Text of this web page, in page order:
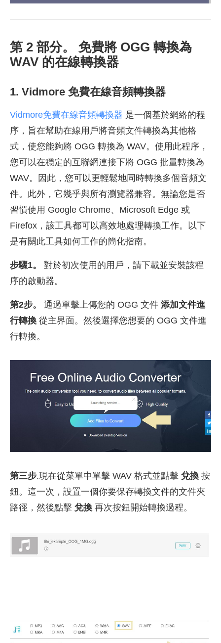
第 2 部分。 免費將 OGG 轉換為
WAV 的在線轉換器
1. Vidmore 免費在線音頻轉換器
Vidmore免費在線音頻轉換器 是一個基於網絡的程
序，旨在幫助在線用戶將音頻文件轉換為其他格
式，使您能夠將 OGG 轉換為 WAV。使用此程序，
您可以在穩定的互聯網連接下將 OGG 批量轉換為
WAV。因此，您可以更輕鬆地同時轉換多個音頻文
件。此外，它幾乎與所有瀏覽器兼容。無論您是否
習慣使用 Google Chrome、Microsoft Edge 或
Firefox，該工具都可以高效地處理轉換工作。以下
是有關此工具如何工作的簡化指南。
步驟1。
對於初次使用的用戶，請下載並安裝該程
序的啟動器。
第2步。 通過單擊上傳您的 OGG 文件 添加文件進
行轉換 從主界面。然後選擇您想要的 OGG 文件進
行轉換。
第三步.現在從菜單中單擊 WAV 格式並點擊 兌換 按
鈕。這一次，設置一個你要保存轉換文件的文件夾
路徑，然後點擊 兌換 再次按鈕開始轉換過程。